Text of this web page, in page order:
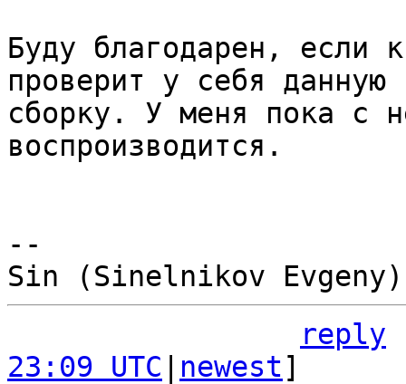
Буду благодарен, если
проверит у себя данную
сборку. У меня пока с
воспроизводится.
--
reply
23:09 UTC
newest]